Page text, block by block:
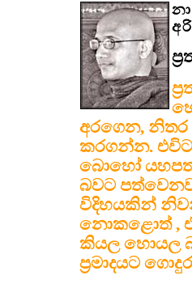
අරගෙන, නිතර
කරගන්න. එවිට
බොහෝ යහපත
බවට
විදිහයකින්
නොකළොත් , ඒ
කියල හොයල
ප්‍රමාදයට